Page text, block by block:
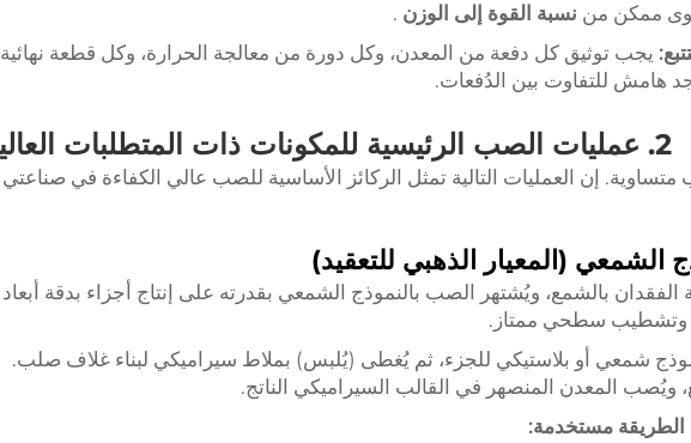
ممكن من نسبة القوة إلى الوزن .
يجب توثيق كل دفعة من المعدن، وكل دورة من معالجة الحرارة، وكل قطعة نهائية
هامش للتفاوت بين الدُفعات.
2. عمليات الصب الرئيسية للمكونات ذات المتطلبات العالية
إن العمليات التالية تمثل الركائز الأساسية للصب عالي الكفاءة في صناعتي
بالشمع، ويُشتهر الصب بالنموذج الشمعي بقدرته على إنتاج أجزاء بدقة أبعاد
وتشطيب سطحي ممتاز.
شمعي أو بلاستيكي للجزء، ثم يُغطى (يُلبس) بملاط سيراميكي لبناء غلاف صلب.
ويُصب المعدن المنصهر في القالب السيراميكي الناتج.
الطريقة مستخدمة: